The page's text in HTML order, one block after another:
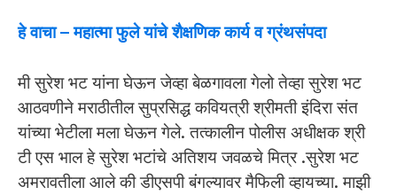
हे वाचा – महात्मा फुले यांचे शैक्षणिक कार्य व ग्रंथसंपदा
मी सुरेश भट यांना घेऊन जेव्हा बेळगावला गेलो तेव्हा सुरेश भट
आठवणीने मराठीतील सुप्रसिद्ध कवियत्री श्रीमती इंदिरा संत
यांच्या भेटीला मला घेऊन गेले. तत्कालीन पोलीस अधीक्षक श्री
टी एस भाल हे सुरेश भटांचे अतिशय जवळचे मित्र .सुरेश भट
अमरावतीला आले की डीएसपी बंगल्यावर मैफिली व्हायच्या. माझी